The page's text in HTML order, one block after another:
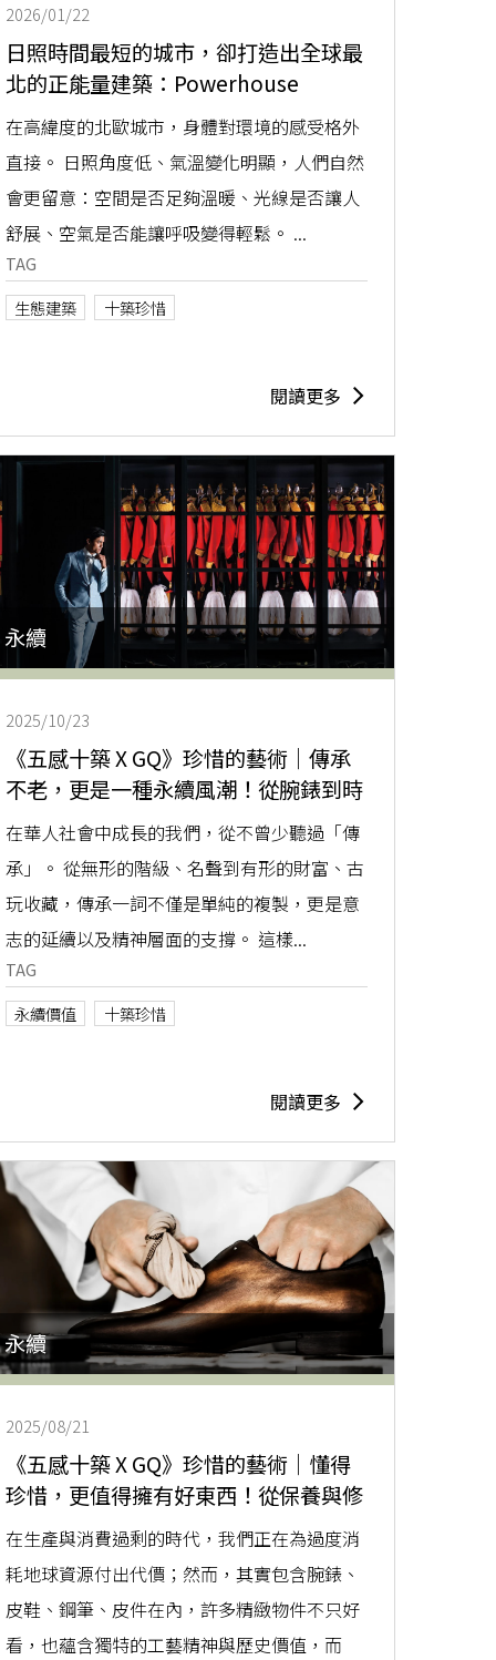
2026/01/22
日照時間最短的城市，卻打造出全球最
北的正能量建築：Powerhouse
Brattørkaia 的建築智慧
在高緯度的北歐城市，身體對環境的感受格外
直接。 日照角度低、氣溫變化明顯，人們自然
會更留意：空間是否足夠溫暖、光線是否讓人
舒展、空氣是否能讓呼吸變得輕鬆。 ...
TAG
生態建築
十築珍惜
閱讀更多
永續
2025/10/23
《五感十築 X GQ》珍惜的藝術｜傳承
不老，更是一種永續風潮！從腕錶到時
尚，看見代代相傳的美好
在華人社會中成長的我們，從不曾少聽過「傳
承」。 從無形的階級、名聲到有形的財富、古
玩收藏，傳承一詞不僅是單純的複製，更是意
志的延續以及精神層面的支撐。 這樣...
TAG
永續價值
十築珍惜
閱讀更多
永續
2025/08/21
《五感十築 X GQ》珍惜的藝術｜懂得
珍惜，更值得擁有好東西！從保養與修
復的技藝，看見最負責任的消費主義​​
在生產與消費過剩的時代，我們正在為過度消
耗地球資源付出代價；然而，其實包含腕錶、
皮鞋、鋼筆、皮件在內，許多精緻物件不只好
看，也蘊含獨特的工藝精神與歷史價值，而